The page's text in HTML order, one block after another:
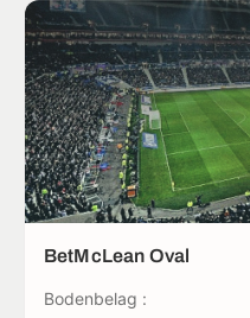
BetMcLean Oval
Bodenbelag :